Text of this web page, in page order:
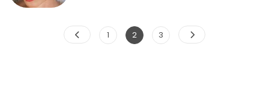
Pagination
Page
1 Page
2 Page
3